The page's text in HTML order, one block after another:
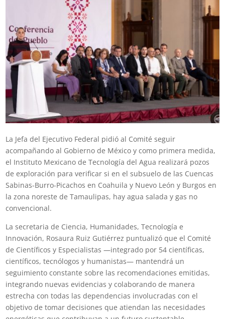
La Jefa del Ejecutivo Federal pidió al Comité seguir
acompañando al Gobierno de México y como primera medida,
el Instituto Mexicano de Tecnología del Agua realizará pozos
de exploración para verificar si en el subsuelo de las Cuencas
Sabinas-Burro-Picachos en Coahuila y Nuevo León y Burgos en
la zona noreste de Tamaulipas, hay agua salada y gas no
convencional.
La secretaria de Ciencia, Humanidades, Tecnología e
Innovación, Rosaura Ruiz Gutiérrez puntualizó que el Comité
de Científicos y Especialistas —integrado por 54 científicas,
científicos, tecnólogos y humanistas— mantendrá un
seguimiento constante sobre las recomendaciones emitidas,
integrando nuevas evidencias y colaborando de manera
estrecha con todas las dependencias involucradas con el
objetivo de tomar decisiones que atiendan las necesidades